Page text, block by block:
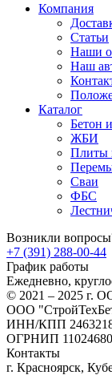
Компания
Статьи
Наши
Наш
Каталог
Бетон
ЖБИ
Плиты
Сваи
ФБС
Возникли
+7 (391) 288-00-44
График работы
Ежедневно,
© 2021 – 2025 г.
ООО
ИНН/КПП
ОГРНИП
Контакты
г. Красноярск,